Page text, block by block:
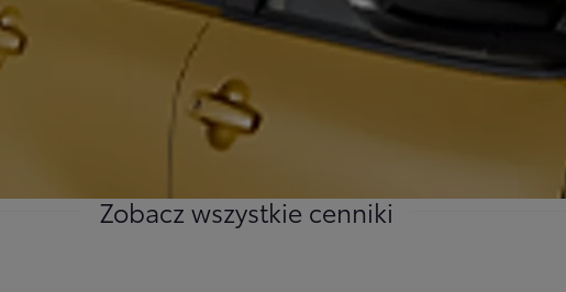
PROACE MAX
Zobacz wszystkie cenniki